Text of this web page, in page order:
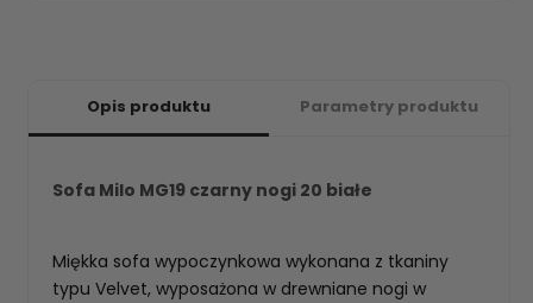
Opis produktu Parametry produktu
Sofa Milo MG19 czarny nogi 20 białe
Miękka sofa wypoczynkowa wykonana z tkaniny
typu Velvet, wyposażona w drewniane nogi w